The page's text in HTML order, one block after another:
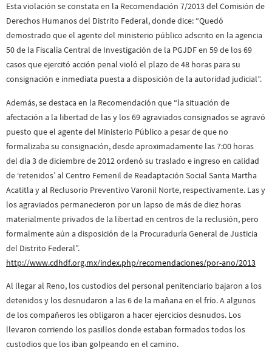
Esta violación se constata en la Recomendación 7/2013 del Comisión de
Derechos Humanos del Distrito Federal, donde dice: “Quedó
demostrado que el agente del ministerio público adscrito en la agencia
50 de la Fiscalía Central de Investigación de la PGJDF en 59 de los 69
casos que ejercitó acción penal violó el plazo de 48 horas para su
consignación e inmediata puesta a disposición de la autoridad judicial”.
Además, se destaca en la Recomendación que “la situación de
afectación a la libertad de las y los 69 agraviados consignados se agravó
puesto que el agente del Ministerio Público a pesar de que no
formalizaba su consignación, desde aproximadamente las 7:00 horas
del día 3 de diciembre de 2012 ordenó su traslado e ingreso en calidad
de ‘retenidos’ al Centro Femenil de Readaptación Social Santa Martha
Acatitla y al Reclusorio Preventivo Varonil Norte, respectivamente. Las y
los agraviados permanecieron por un lapso de más de diez horas
materialmente privados de la libertad en centros de la reclusión, pero
formalmente aún a disposición de la Procuraduría General de Justicia
del Distrito Federal”.
http://www.cdhdf.org.mx/index.php/recomendaciones/por-ano/2013
Al llegar al Reno, los custodios del personal penitenciario bajaron a los
detenidos y los desnudaron a las 6 de la mañana en el frío. A algunos
de los compañeros les obligaron a hacer ejercicios desnudos. Los
llevaron corriendo los pasillos donde estaban formados todos los
custodios que los iban golpeando en el camino.